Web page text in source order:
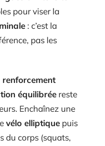
pour viser la
: c’est la
pas les
équilibrée reste
Enchaînez une
vélo elliptique puis
du corps (squats,